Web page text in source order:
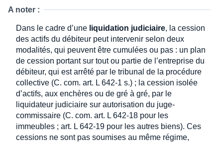
A noter :
Dans le cadre d’une liquidation judiciaire, la cession
des actifs du débiteur peut intervenir selon deux
modalités, qui peuvent être cumulées ou pas : un plan
de cession portant sur tout ou partie de l’entreprise du
débiteur, qui est arrêté par le tribunal de la procédure
collective (C. com. art. L 642-1 s.) ; la cession isolée
d’actifs, aux enchères ou de gré à gré, par le
liquidateur judiciaire sur autorisation du juge-
commissaire (C. com. art. L 642-18 pour les
immeubles ; art. L 642-19 pour les autres biens). Ces
cessions ne sont pas soumises au même régime,